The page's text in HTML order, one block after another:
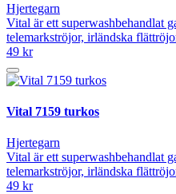
Hjertegarn
Vital är ett superwashbehandlat
telemarkströjor, irländska
49 kr
Vital 7159 turkos
Hjertegarn
Vital är ett superwashbehandlat
telemarkströjor, irländska
49 kr